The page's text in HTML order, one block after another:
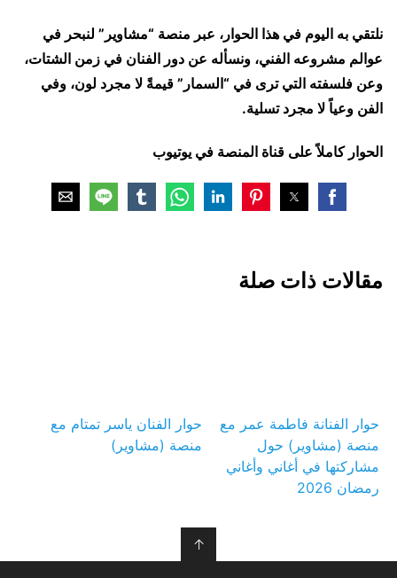
نلتقي به اليوم في هذا الحوار، عبر منصة “مشاوير” لنبحر في
عوالم مشروعه الفني، ونسأله عن دور الفنان في زمن الشتات،
وعن فلسفته التي ترى في “السمار” قيمةً لا مجرد لون، وفي
الفن وعياً لا مجرد تسلية.
الحوار كاملاً على قناة المنصة في يوتيوب
مقالات ذات صلة
حوار الفنانة فاطمة عمر مع
منصة (مشاوير) حول
مشاركتها في أغاني وأغاني
رمضان 2026
حوار الفنان ياسر تمتام مع
منصة (مشاوير)
↑